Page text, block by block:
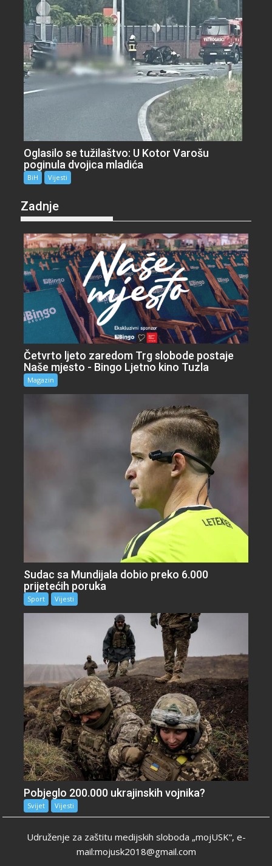
Oglasilo se tužilaštvo: U Kotor Varošu
poginula dvojica mladića
BiH Vijesti
Zadnje
Četvrto ljeto zaredom Trg slobode postaje
Naše mjesto - Bingo Ljetno kino Tuzla
Magazin
Sudac sa Mundijala dobio preko 6.000
prijetećih poruka
Sport Vijesti
Pobjeglo 200.000 ukrajinskih vojnika?
Svijet Vijesti
Udruženje za zaštitu medijskih sloboda „mojUSK“, e-
mail:mojusk2018@gmail.com